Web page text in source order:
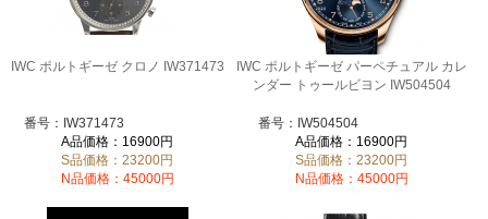
IWC ポルトギーゼ クロノ IW371473
番号：IW371473
A品価格：16900円
S品価格：23200円
N品価格：45000円
IWC ポルトギーゼ パーペチュアル カレ
ンダー トゥールビヨン IW504504
番号：IW504504
A品価格：16900円
S品価格：23200円
N品価格：45000円